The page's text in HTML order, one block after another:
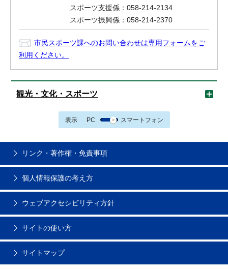
スポーツ支援係：058-214-2134
スポーツ振興係：058-214-2370
市民スポーツ課へのお問い合わせは専用フォームをご
利用ください。
観光・文化・スポーツ
表示 PC スマートフォン
リンク・著作権・免責事項
個人情報保護の考え方
ウェブアクセシビリティ方針
サイトの使い方
サイトマップ